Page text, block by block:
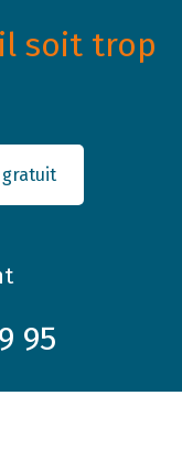
soit trop
gratuit
95